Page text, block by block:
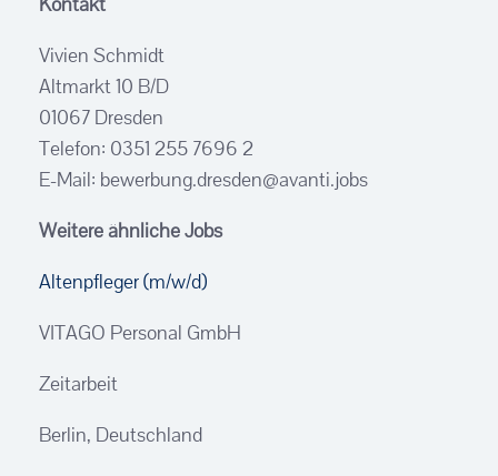
Vivien Schmidt
Altmarkt 10 B/D
01067 Dresden
Telefon: 0351 255 7696 2
E-Mail: bewerbung.dresden@avanti.jobs
Weitere ähnliche Jobs
Altenpfleger (m/w/d)
VITAGO Personal GmbH
Zeitarbeit
Berlin, Deutschland